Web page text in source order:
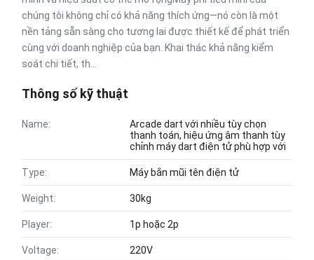
chúng tôi không chỉ có khả năng thích ứng—nó còn là một
nền tảng sẵn sàng cho tương lai được thiết kế để phát triển
cùng với doanh nghiệp của bạn. Khai thác khả năng kiểm
soát chi tiết, th...
Thông số kỹ thuật
Name:
Arcade dart với nhiều tùy chọn
thanh toán, hiệu ứng âm thanh tùy
chỉnh máy dart điện tử phù hợp với
Type: Máy bắn mũi tên điện tử
Weight: 30kg
Player: 1p hoặc 2p
Voltage: 220V